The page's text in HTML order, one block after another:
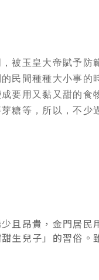
被玉皇大帝賦予防
民間種種大小事的
要用又黏又甜的食
糖等，所以，不少
且昂貴，金門居民
生兒子」的習俗。